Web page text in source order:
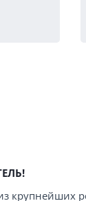
крупнейших